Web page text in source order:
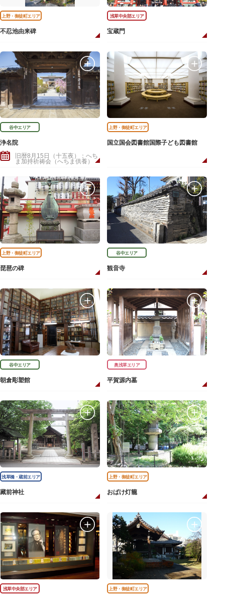
上野・御徒町エリア
不忍池由来碑
浅草中央部エリア
宝蔵門
谷中エリア
浄名院
旧暦8月15日（十五夜）：へち
ま加持祈祷会（へちま供養）
上野・御徒町エリア
国立国会図書館国際子ども図書館
上野・御徒町エリア
琵琶の碑
谷中エリア
観音寺
谷中エリア
朝倉彫塑館
奥浅草エリア
平賀源内墓
浅草橋・蔵前エリア
藏前神社
上野・御徒町エリア
おばけ灯籠
浅草中央部エリア 上野・御徒町エリア